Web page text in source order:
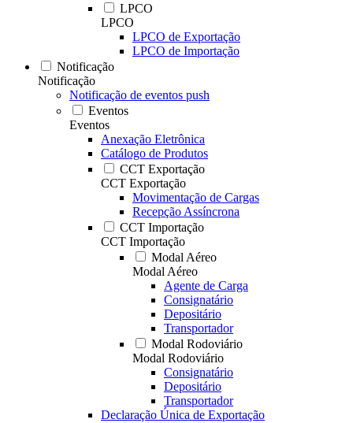
LPCO
LPCO
LPCO de Exportação
LPCO de Importação
Notificação
Notificação
Notificação de eventos push
Eventos
Eventos
Anexação Eletrônica
Catálogo de Produtos
CCT Exportação
CCT Exportação
Movimentação de Cargas
Recepção Assíncrona
CCT Importação
CCT Importação
Modal Aéreo
Modal Aéreo
Agente de Carga
Consignatário
Depositário
Transportador
Modal Rodoviário
Modal Rodoviário
Consignatário
Depositário
Transportador
Declaração Única de Exportação